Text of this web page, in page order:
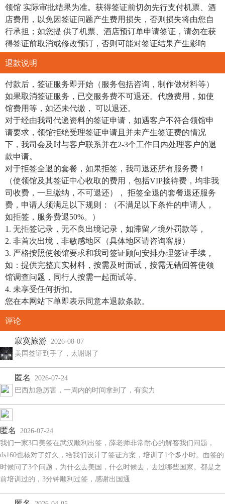
领馆 实际审批结果为准。获得签证前切勿先行支付机票、酒
店费用，以免因签证问题产生费用损失，否则损失将由您自
行承担；如您提 供了机票、酒店预订单申请签证，请勿在获
得签证前取消或修改预订，否则可能对签证结果产生影响
退款说明
付款后，签证服务即开始（服务包括咨询，制作做材料等）
如果取消签证服务，已交服务费不可退还。代缴费用，如使
馆费用等，如还未代缴， 可以退还。
对于经由我司代递资料的签证申请，如遇客户不符合领馆申
请要求，领馆拒绝受理签证申请且并未产生签证费的情况
下，我司会及时与客户联系并在2-3个工作日内处理客户的退
款申请。
对于拒签全退的套餐，如果拒签，我司退还所有服务费！
（使领馆及其签证中心收取的费用，包括VIP接待费，均非我
司收费，一旦缴纳，不可退还）， 拒签全退的套餐退还服务
费，申请人须满足以下规则：（不满足以下条件的申请人，
如拒签，服务费退50%。）
1. 无拒签记录，无不良出境记录，如滞留／境外罚款等，
2. 非首次出境，非敏感地区（具体地区请咨询客服）
3. 严格按照使领馆要求和我司签证顾问安排办理签证手续，
如：提供完整真实材料，按需及时面试，按需无错回答使领
馆调查问题，同行人按需一起面试等。
4. 未享受任何折扣。
您在本网站下单即表示同意本退款条款。
评论
寂寞旅游 2026-08-07
美国签证到手了，太谢谢了
匿名 2026-07-24
巴西加急厉害，一周内的时间拿到了，有实力
匿名 2026-07-24
我们一家3口美签在武汉顺利出签，薛老师非常耐心的解答我们问题，
ds160也核对了好久，给我们设计了签证方案，培训了1个多小时。面签的
时候问了3个问题，为什么去美国，什么时候去，去过哪些国家。都是之
前培训过的，3分钟顺利过签，感谢出国通